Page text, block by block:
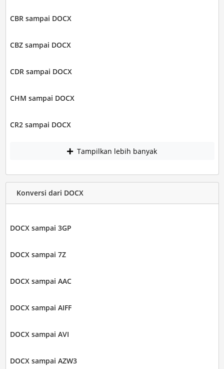
CBR sampai DOCX
CBZ sampai DOCX
CDR sampai DOCX
CHM sampai DOCX
CR2 sampai DOCX
Tampilkan lebih banyak
Konversi dari DOCX
DOCX sampai 3GP
DOCX sampai 7Z
DOCX sampai AAC
DOCX sampai AIFF
DOCX sampai AVI
DOCX sampai AZW3